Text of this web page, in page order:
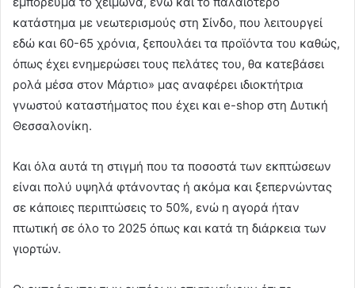
κατάστημα με νεωτερισμούς στη Σίνδο, που λειτουργεί
εδώ και 60-65 χρόνια, ξεπουλάει τα προϊόντα του καθώς,
όπως έχει ενημερώσει τους πελάτες του, θα κατεβάσει
ρολά μέσα στον Μάρτιο» μας αναφέρει ιδιοκτήτρια
γνωστού καταστήματος που έχει και e-shop στη Δυτική
Θεσσαλονίκη.
Και όλα αυτά τη στιγμή που τα ποσοστά των εκπτώσεων
είναι πολύ υψηλά φτάνοντας ή ακόμα και ξεπερνώντας
σε κάποιες περιπτώσεις το 50%, ενώ η αγορά ήταν
πτωτική σε όλο το 2025 όπως και κατά τη διάρκεια των
γιορτών.